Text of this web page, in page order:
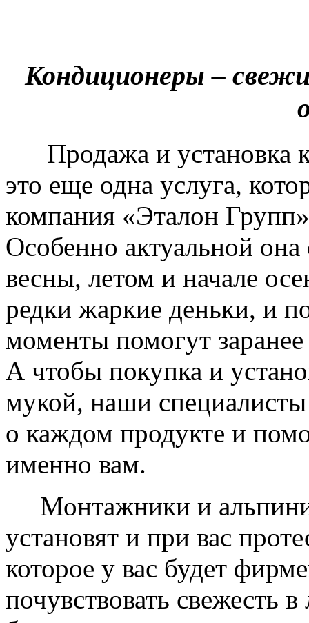
Кондиционеры –
Продажа и установка
это еще одна услуга,
компания «Эталон
Особенно актуальной она
весны, летом и начале
редки жаркие деньки, и
моменты помогут
А чтобы покупка и
мукой, наши специалисты
о каждом продукте и
именно вам.
Монтажники и
установят и при вас
которое у вас будет
почувствовать свежесть